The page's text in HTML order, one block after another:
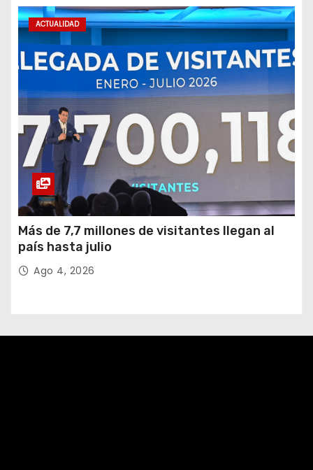
ACTUALIDAD
Más de 7,7 millones de visitantes llegan al
país hasta julio
Ago 4, 2026